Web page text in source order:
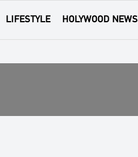
LIFESTYLE HOLYWOOD NEWS